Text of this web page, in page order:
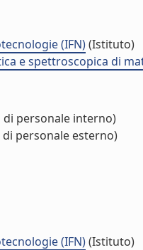
(IFN)(Istituto)
e spettroscopica di
di personale interno)
personale esterno)
(IFN)(Istituto)